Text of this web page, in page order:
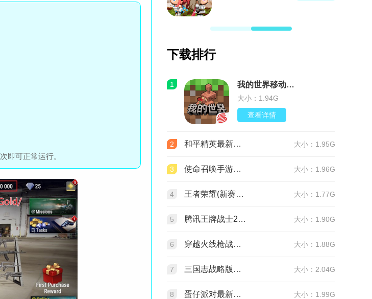
即可正常运行。
下载排行
1 我的世界移动版v3.9.5.297103 最新版
大小：1.94G
查看详情
2 和平精英最新版本v1.36.12 官服 大小：1.95G
3 使命召唤手游官方版2026最新版v1.9.55 安卓版 大小：1.96G
4 王者荣耀(新赛季更新)v11.4.1.1 官方版 大小：1.77G
5 腾讯王牌战士2026官方正版手机版v1.65.0.1040安卓版 大小：1.90G
6 穿越火线枪战王者最新版1.0.540.840 官服 大小：1.88G
7 三国志战略版官服v2081.1730 最新版本 大小：2.04G
8 蛋仔派对最新版v1.0.282 网易官方版 大小：1.99G